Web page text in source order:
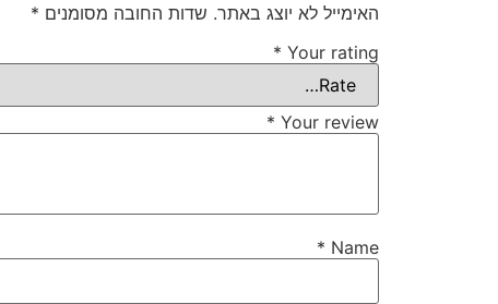
האימייל לא יוצג באתר. שדות החובה מסומנים *
Your rating
*
Your review
*
Name
*